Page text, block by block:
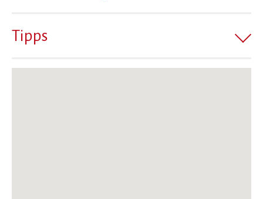
Tipps